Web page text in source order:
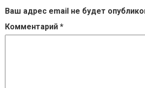
Ваш адрес email не будет
Комментарий *